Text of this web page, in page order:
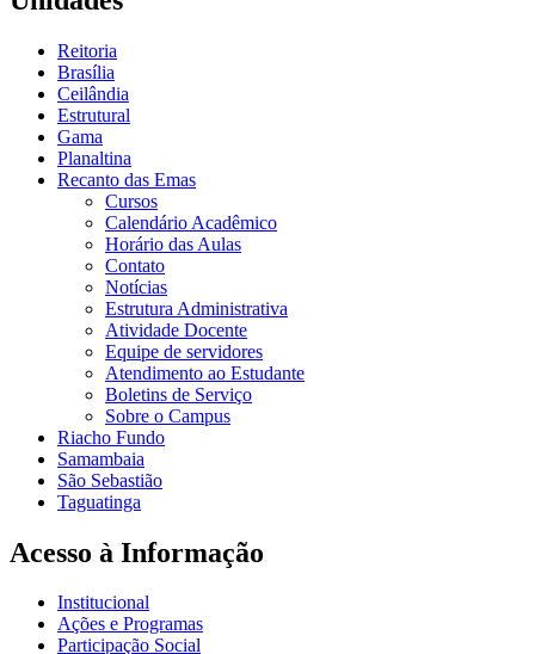
Reitoria
Brasília
Ceilândia
Estrutural
Gama
Planaltina
Recanto das Emas
Cursos
Calendário Acadêmico
Horário das Aulas
Contato
Notícias
Estrutura Administrativa
Atividade Docente
Equipe de servidores
Atendimento ao Estudante
Boletins de Serviço
Sobre o Campus
Riacho Fundo
Samambaia
São Sebastião
Taguatinga
Acesso à Informação
Institucional
Ações e Programas
Participação Social